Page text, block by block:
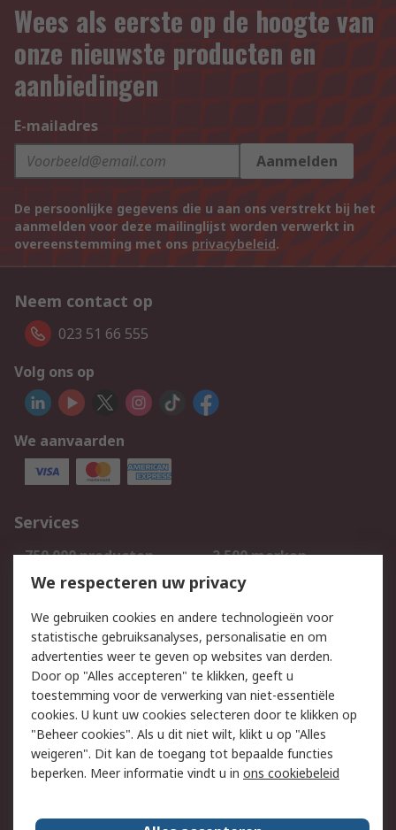
Wees als eerste op de hoogte van
onze nieuwste producten en
aanbiedingen
E-mailadres
Aanmelden
De persoonlijke gegevens die u aan ons verstrekt bij het
aanmelden voor deze mailinglijst worden verwerkt in
overeenstemming met ons privacybeleid.
Neem contact op
023 51 66 555
Volg ons op
We aanvaarden
Services
750.000 producten
2.500 merken
Bestellen
Inkoopoplossingen
Track & Trace
Wettelijk
Cookiebeleid
Email veiligheid
Privacybeleid
Websitevoorwaarden
Algemene
verkoopvoorwaarden
Over RS
We respecteren uw privacy
We gebruiken cookies en andere technologieën voor
statistische gebruiksanalyses, personalisatie en om
advertenties weer te geven op websites van derden.
Door op "Alles accepteren" te klikken, geeft u
toestemming voor de verwerking van niet-essentiële
cookies. U kunt uw cookies selecteren door te klikken op
"Beheer cookies". Als u dit niet wilt, klikt u op "Alles
weigeren". Dit kan de toegang tot bepaalde functies
beperken. Meer informatie vindt u in ons cookiebeleid